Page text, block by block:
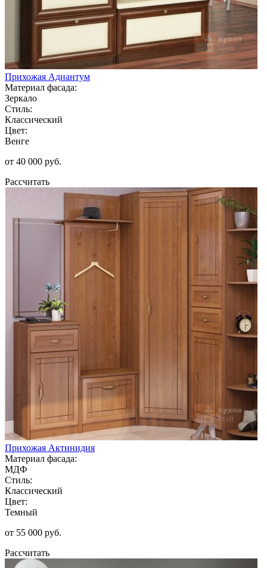
Прихожая Адиантум
Материал фасада:
Зеркало
Стиль:
Классический
Цвет:
Венге
от 40 000 руб.
Рассчитать
Прихожая Актинидия
Материал фасада:
МДФ
Стиль:
Классический
Цвет:
Темный
от 55 000 руб.
Рассчитать